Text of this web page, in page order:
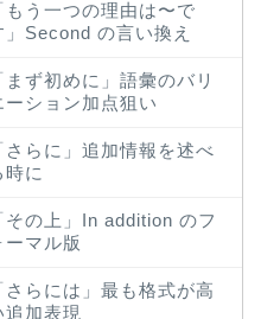
もう一つの理由は〜で
」Second の言い換え
まず初めに」語彙のバリ
ーション加点狙い
さらに」追加情報を述べ
時に
その上」In addition のフ
ーマル版
さらには」最も格式が高
追加表現